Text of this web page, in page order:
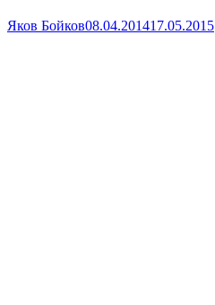
Яков Бойков08.04.201417.05.2015